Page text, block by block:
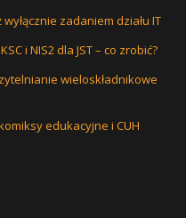
zadaniem działu IT
i NIS2 dla JST – co zrobić?
wieloskładnikowe
edukacyjne i CUH